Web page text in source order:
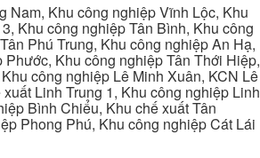
Nam, Khu công nghiệp Vĩnh Lộc, Khu
Khu công nghiệp Tân Bình, Khu công
Phú Trung, Khu công nghiệp An Hạ,
Khu công nghiệp Tân Thới Hiệp,
công nghiệp Lê Minh Xuân, KCN Lê
Linh Trung 1, Khu công nghiệp Linh
Bình Chiểu, Khu chế xuất Tân
Phong Phú, Khu công nghiệp Cát Lái